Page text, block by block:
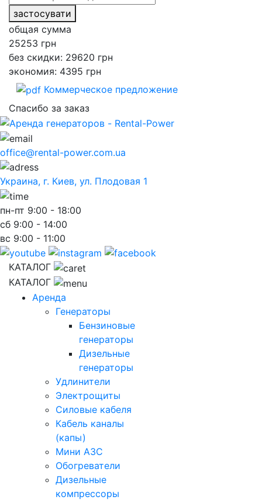
застосувати
общая сумма
25253 грн
без скидки: 29620 грн
экономия: 4395 грн
Коммерческое предложение
Спасибо за заказ
office@rental-power.com.ua
Украина, г. Киев, ул. Плодовая 1
пн-пт 9:00 - 18:00
сб 9:00 - 14:00
вс 9:00 - 11:00
КАТАЛОГ
КАТАЛОГ
Аренда
Генераторы
Бензиновые
генераторы
Дизельные
генераторы
Удлинители
Электрощиты
Силовые кабеля
Кабель каналы
(капы)
Мини АЗС
Обогреватели
Дизельные
компрессоры